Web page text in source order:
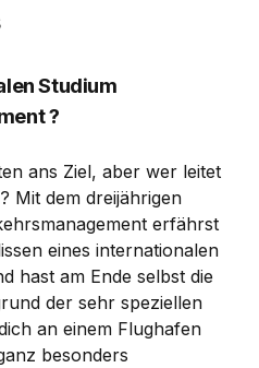
Studium
?
ans Ziel, aber wer leitet
Mit dem dreijährigen
erfährst
eines internationalen
hast am Ende selbst die
der sehr speziellen
an einem Flughafen
besonders